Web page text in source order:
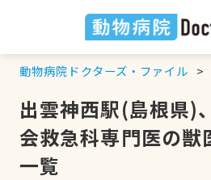
動物病院ドクターズ・ファイル
出雲神西駅(島根県)
会救急科専門医の獣
一覧